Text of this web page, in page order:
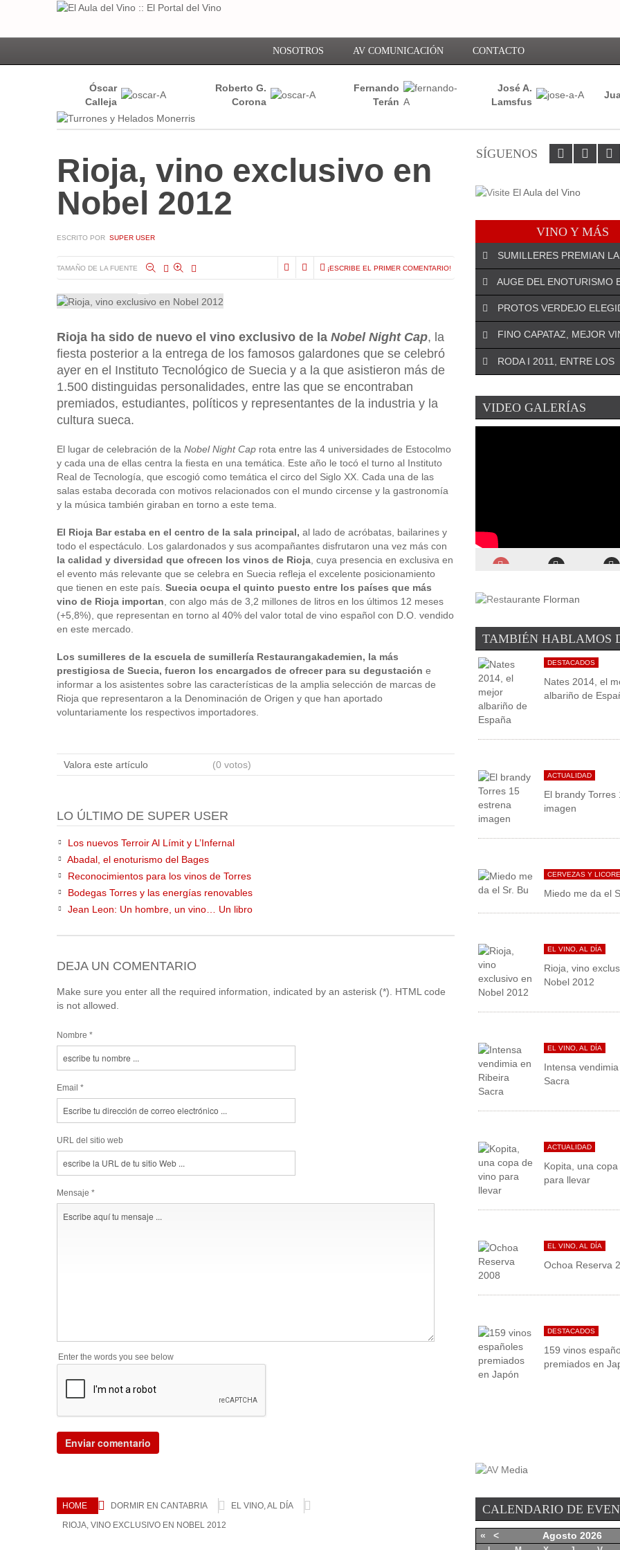
NOSOTROS AV COMUNICACIÓN CONTACTO
Óscar
Calleja
Roberto G.
Corona
Fernando
Terán
José A.
Lamsfus
Rioja, vino exclusivo en
Nobel 2012
ESCRITO POR SUPER USER
TAMAÑO DE LA FUENTE ¡ESCRIBE EL PRIMER COMENTARIO!
Rioja ha sido de nuevo el vino exclusivo de la Nobel Night Cap, la
fiesta posterior a la entrega de los famosos galardones que se celebró
ayer en el Instituto Tecnológico de Suecia y a la que asistieron más de
1.500 distinguidas personalidades, entre las que se encontraban
premiados, estudiantes, políticos y representantes de la industria y la
cultura sueca.
El lugar de celebración de la Nobel Night Cap rota entre las 4 universidades de Estocolmo
y cada una de ellas centra la fiesta en una temática. Este año le tocó el turno al Instituto
Real de Tecnología, que escogió como temática el circo del Siglo XX. Cada una de las
salas estaba decorada con motivos relacionados con el mundo circense y la gastronomía
y la música también giraban en torno a este tema.
El Rioja Bar estaba en el centro de la sala principal, al lado de acróbatas, bailarines y
todo el espectáculo. Los galardonados y sus acompañantes disfrutaron una vez más con
la calidad y diversidad que ofrecen los vinos de Rioja , cuya presencia en exclusiva en
el evento más relevante que se celebra en Suecia refleja el excelente posicionamiento
que tienen en este país. Suecia ocupa el quinto puesto entre los países que más
vino de Rioja importan , con algo más de 3,2 millones de litros en los últimos 12 meses
(+5,8%), que representan en torno al 40% del valor total de vino español con D.O. vendido
en este mercado.
Los sumilleres de la escuela de sumillería Restaurangakademien, la más
prestigiosa de Suecia, fueron los encargados de ofrecer para su degustación e
informar a los asistentes sobre las características de la amplia selección de marcas de
Rioja que representaron a la Denominación de Origen y que han aportado
voluntariamente los respectivos importadores.
Valora este artículo (0 votos)
LO ÚLTIMO DE SUPER USER
Los nuevos Terroir Al Límit y L’Infernal
Abadal, el enoturismo del Bages
Reconocimientos para los vinos de Torres
Bodegas Torres y las energías renovables
Jean Leon: Un hombre, un vino… Un libro
DEJA UN COMENTARIO
Make sure you enter all the required information, indicated by an asterisk (*). HTML code
is not allowed.
Nombre *
Email *
URL del sitio web
Mensaje *
Enter the words you see below
HOME DORMIR EN CANTABRIA
EL VINO, AL DÍA
RIOJA, VINO EXCLUSIVO EN NOBEL 2012
SÍGUENOS
VINO Y MÁS
SUMILLERES PREMIAN LA
El especialista riojano José
para ...
AUGE DEL ENOTURISMO
¡DEJA EL PRIMER COMENTARIO!
La Denominación de Origen de
encumbra a la uva Monastrell
PROTOS VERDEJO
La conocida revista
Wine Spectatorha elegido a
Verdejo como el mejor
FINO CAPATAZ, MEJOR
¡DEJA EL PRIMER COMENTARIO!
El Ministerio de Agricultura ha
RODA I 2011, ENTRE LOS
VIDEO GALERÍAS
TAMBIÉN HABLAMOS
DESTACADOS
Nates 2014, el
albariño de
ACTUALIDAD
El brandy Torres
imagen
CERVEZAS Y
Miedo me da el
EL VINO, AL DÍA
Rioja, vino
Nobel 2012
EL VINO, AL DÍA
Intensa
Sacra
ACTUALIDAD
Kopita, una
para llevar
EL VINO, AL DÍA
Ochoa Reserva
DESTACADOS
159 vinos
premiados en
CALENDARIO DE
« < Agosto 2026